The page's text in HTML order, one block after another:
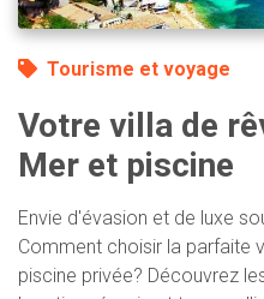
Tourisme et voyage
Votre villa de
Mer et piscine
Envie d'évasion et de luxe
Comment choisir la parfaite
piscine privée? Découvrez